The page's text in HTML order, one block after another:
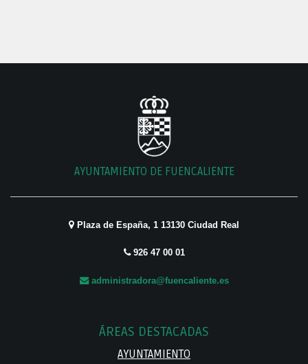
AYUNTAMIENTO DE FUENCALIENTE
Plaza de España, 1 13130 Ciudad Real
926 47 00 01
administradora@fuencaliente.es
ÁREAS DESTACADAS
AYUNTAMIENTO